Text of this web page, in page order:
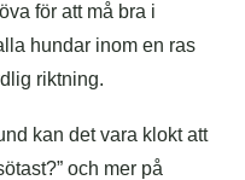
för att må bra i
hundar inom en ras
riktning.
kan det vara klokt att
och mer på